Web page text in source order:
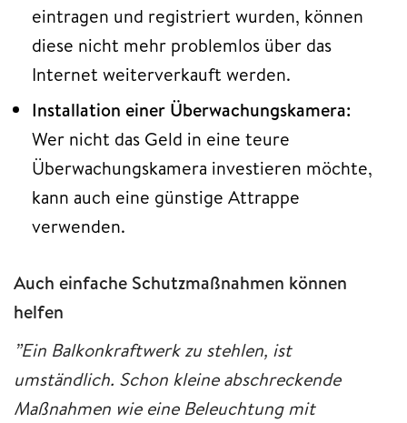
eintragen und registriert wurden, können
diese nicht mehr problemlos über das
Internet weiterverkauft werden.
Installation einer Überwachungskamera:
Wer nicht das Geld in eine teure
Überwachungskamera investieren möchte,
kann auch eine günstige Attrappe
verwenden.
Auch einfache Schutzmaßnahmen können
helfen
”Ein Balkonkraftwerk zu stehlen, ist
umständlich. Schon kleine abschreckende
Maßnahmen wie eine Beleuchtung mit